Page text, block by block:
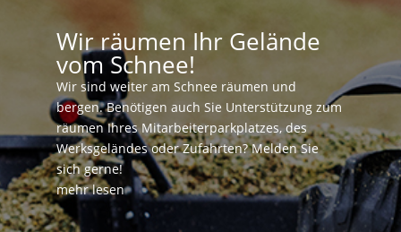
Wir räumen Ihr Gelände
vom Schnee!
Wir sind weiter am Schnee räumen und
bergen. Benötigen auch Sie Unterstützung zum
räumen Ihres Mitarbeiterparkplatzes, des
Werksgeländes oder Zufahrten? Melden Sie
sich gerne!
mehr lesen